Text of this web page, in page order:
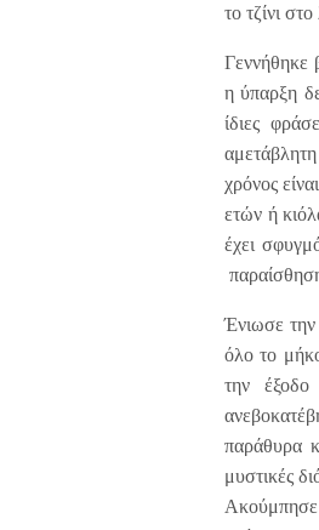
το τζίνι
Γεννήθηκε
η ύπαρξη
ίδιες
χρόνος
ετών ή
έχει
Ένιωσε την
όλο το
την έξοδο
παράθυρα
μυστικές
Ακούμπησε